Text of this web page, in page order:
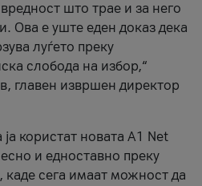
што трае и за него
Ова е уште еден доказ дека
луѓето преку
слобода на избор,“
главен извршен директор
користат новата А1 Net
и едноставно преку
каде сега имаат можност да